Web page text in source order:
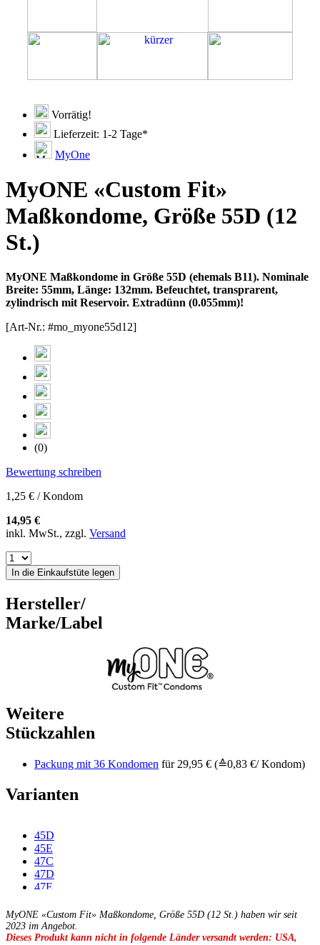
Vorrätig!
Lieferzeit: 1-2 Tage*
MyOne
MyONE «Custom Fit»
Maßkondome, Größe 55D (12
St.)
MyONE Maßkondome in Größe 55D (ehemals B11). Nominale
Breite: 55mm, Länge: 132mm. Befeuchtet, transprarent,
zylindrisch mit Reservoir. Extradünn (0.055mm)!
[Art-Nr.: #mo_myone55d12]
(0)
Bewertung schreiben
1,25 € / Kondom
14,95 €
inkl. MwSt., zzgl. Versand
In die Einkaufstüte legen
Hersteller/
Marke/Label
Weitere
Stückzahlen
Packung mit 36 Kondomen für 29,95 € (≙0,83 €/ Kondom)
Varianten
45D
45E
47C
47D
47E
49C
49D
49E
MyONE «Custom Fit» Maßkondome, Größe 55D (12 St.) haben wir seit
2023 im Angebot.
Dieses Produkt kann nicht in folgende Länder versandt werden: USA,